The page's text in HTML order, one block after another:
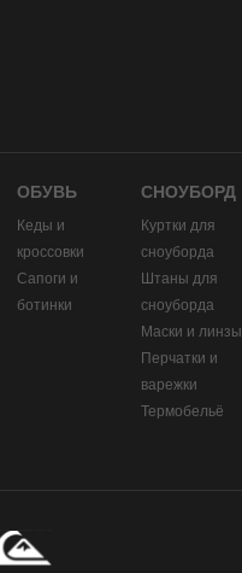
ОБУВЬ
Кеды и
кроссовки
Сапоги и
ботинки
СНОУБОРД
Куртки для
сноуборда
Штаны для
сноуборда
Маски и линзы
Перчатки и
варежки
Термобельё